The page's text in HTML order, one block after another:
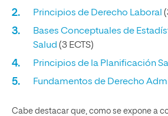
Principios de Derecho Laboral
Bases Conceptuales de
Salud (3 ECTS)
Principios de la Planificación
Fundamentos de Derecho
Cabe destacar que, como se expone a